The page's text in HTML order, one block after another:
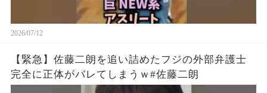
2026/07/12
【緊急】佐藤二朗を追い詰めたフジの外部弁護士
完全に正体がバレてしまうｗ#佐藤二朗